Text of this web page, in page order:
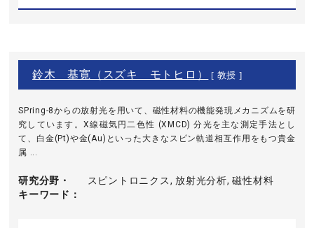
鈴木 基寛（スズキ モトヒロ） [ 教授 ]
SPring-8からの放射光を用いて、磁性材料の機能発現メカニズムを研
究しています。X線磁気円二色性 (XMCD) 分光を主な測定手法とし
て、白金(Pt)や金(Au)といった大きなスピン軌道相互作用をもつ貴金
属 ...
研究分野・
キーワード
スピントロニクス, 放射光分析, 磁性材料